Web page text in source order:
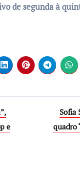
de segunda à
e
Sofia
quadro